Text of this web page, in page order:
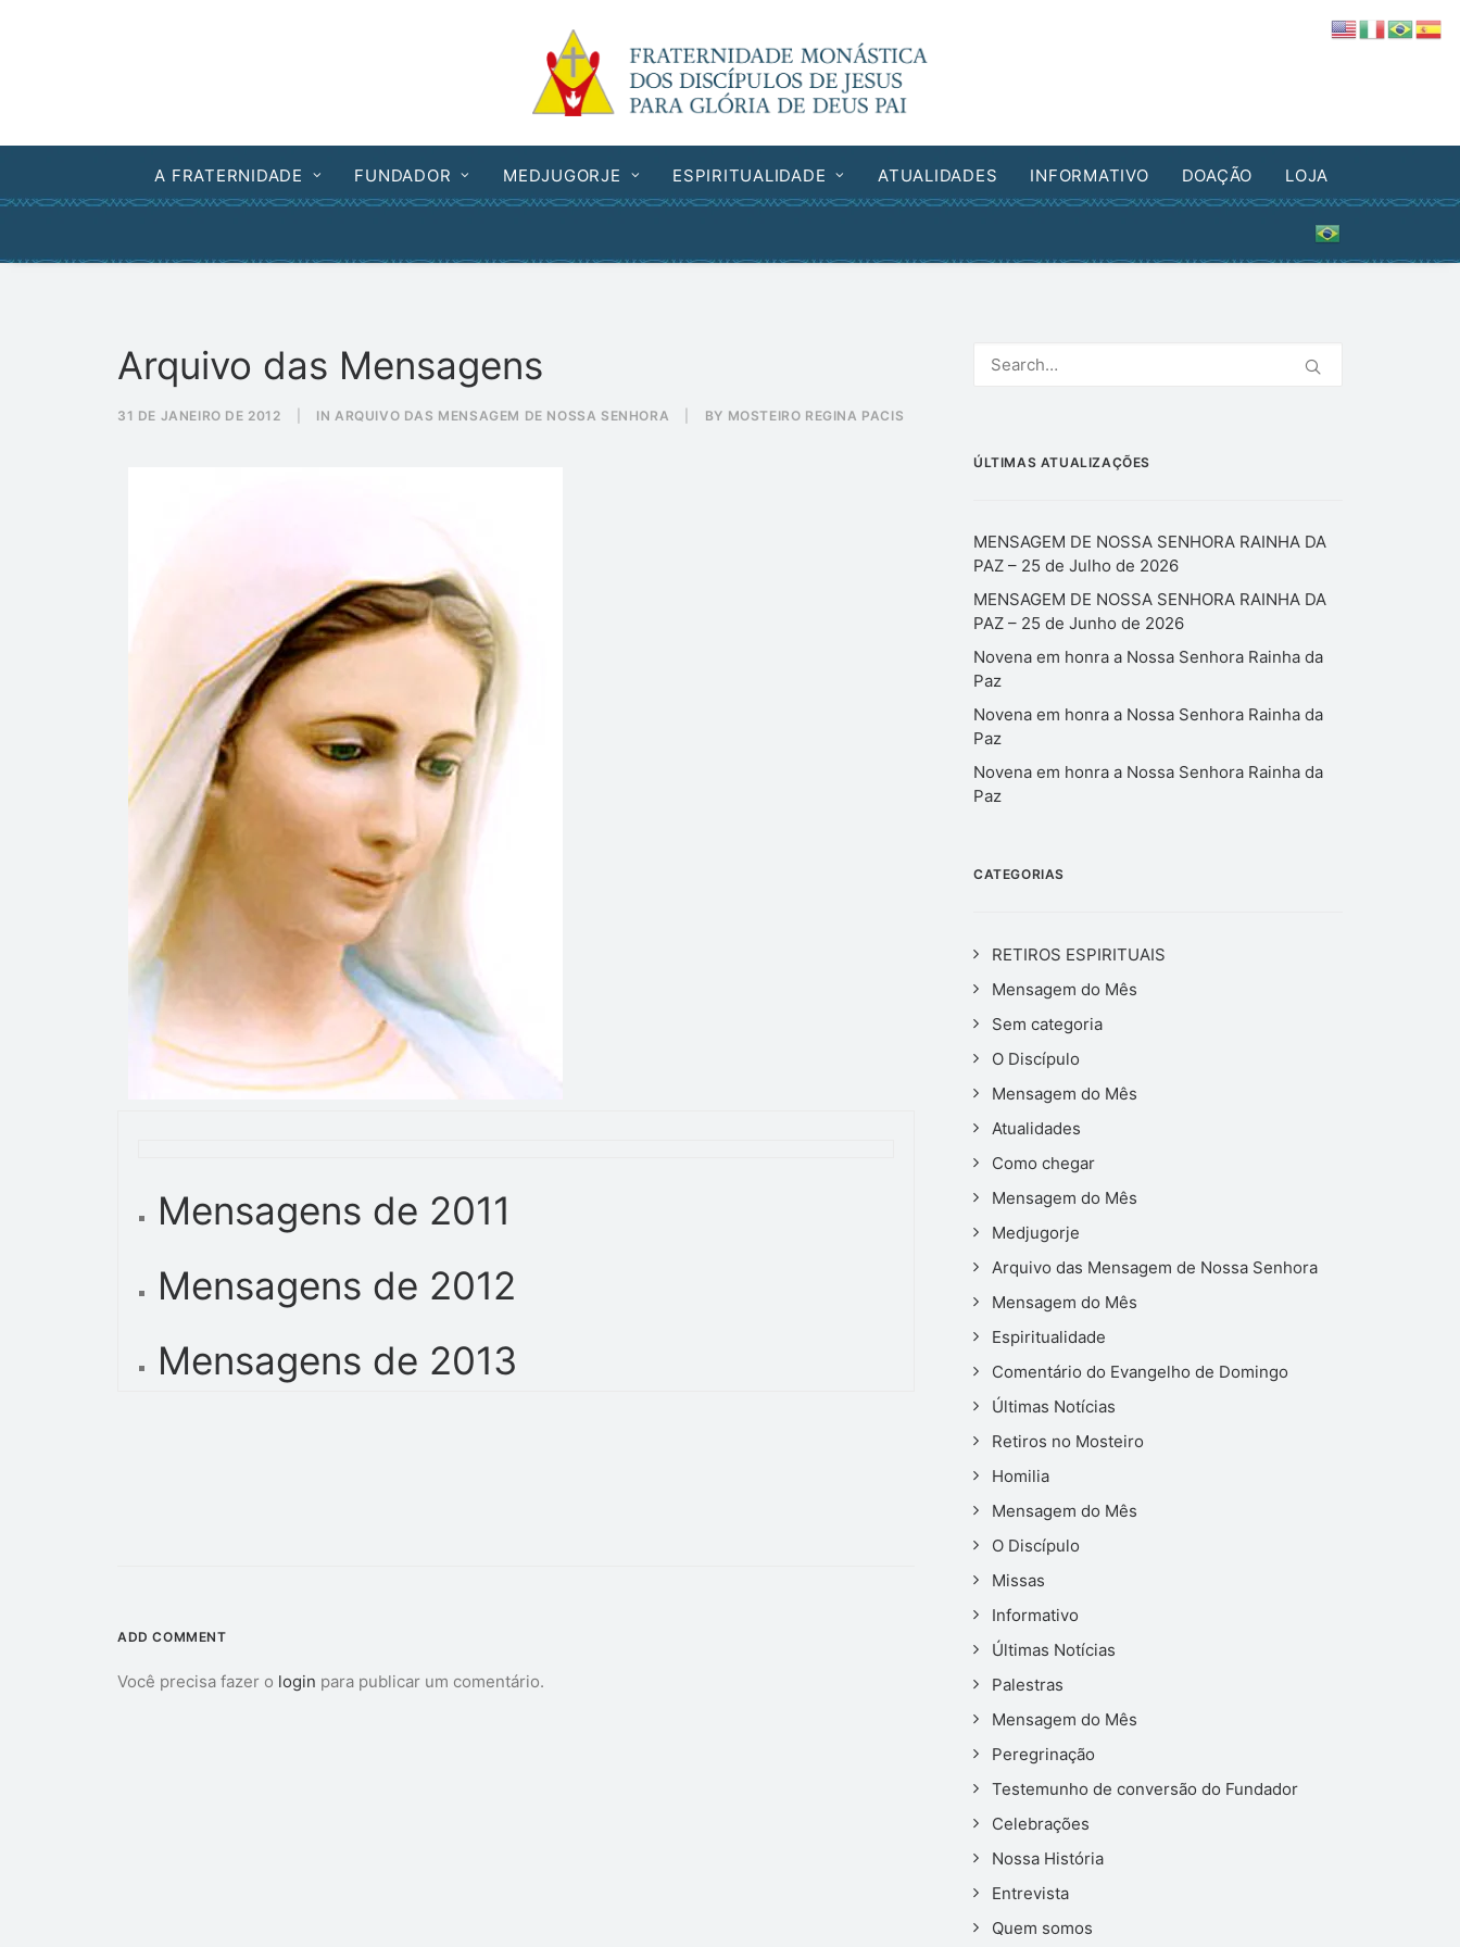
A FRATERNIDADE FUNDADOR MEDJUGORJE ESPIRITUALIDADE ATUALIDADES INFORMATIVO DOAÇÃO LOJA
Arquivo das Mensagens
31 DE JANEIRO DE 2012 INARQUIVO DAS MENSAGEM DE NOSSA SENHORA BY MOSTEIRO REGINA PACIS
Mensagens de 2011
Mensagens de 2012
Mensagens de 2013
ADD COMMENT
Você precisa fazer o login para publicar um comentário.
ÚLTIMAS ATUALIZAÇÕES
MENSAGEM DE NOSSA SENHORA RAINHA DA
PAZ – 25 de Julho de 2026
MENSAGEM DE NOSSA SENHORA RAINHA DA
PAZ – 25 de Junho de 2026
Novena em honra a Nossa Senhora Rainha da
Paz
Novena em honra a Nossa Senhora Rainha da
Paz
Novena em honra a Nossa Senhora Rainha da
Paz
CATEGORIAS
RETIROS ESPIRITUAIS
Mensagem do Mês
Sem categoria
O Discípulo
Mensagem do Mês
Atualidades
Como chegar
Mensagem do Mês
Medjugorje
Arquivo das Mensagem de Nossa Senhora
Mensagem do Mês
Espiritualidade
Comentário do Evangelho de Domingo
Últimas Notícias
Retiros no Mosteiro
Homilia
Mensagem do Mês
O Discípulo
Missas
Informativo
Últimas Notícias
Palestras
Mensagem do Mês
Peregrinação
Testemunho de conversão do Fundador
Celebrações
Nossa História
Entrevista
Quem somos